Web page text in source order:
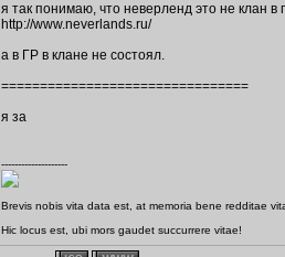
я так понимаю, что неверленд это не клан в
http://www.neverlands.ru/
а в ГР в клане не состоял.
================================
я за
--------------------
Brevis nobis vita data est, at memoria bene redditae
Hic locus est, ubi mors gaudet succurrere vitae!